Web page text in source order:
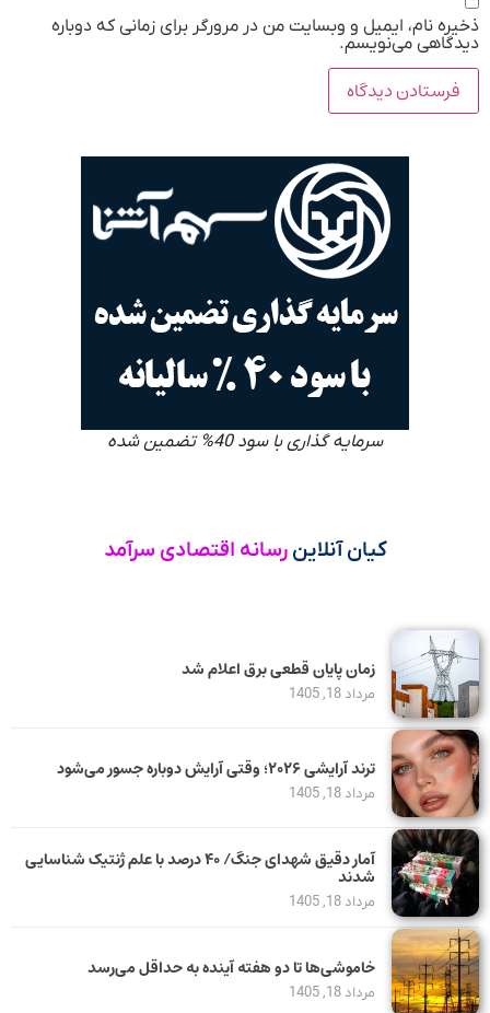
ذخیره نام، ایمیل و وبسایت من در مرورگر برای زمانی که دوباره
دیدگاهی می‌نویسم.
سرمایه گذاری با سود 40% تضمین شده
کیان آنلاین رسانه اقتصادی سرآمد
زمان پایان قطعی برق اعلام شد
مرداد 18, 1405
ترند آرایشی ۲۰۲۶؛ وقتی آرایش دوباره جسور می‌شود
مرداد 18, 1405
آمار دقیق شهدای جنگ/ ۴۰ درصد با علم ژنتیک شناسایی
شدند
مرداد 18, 1405
خاموشی‌ها تا دو هفته آینده به حداقل می‌رسد
مرداد 18, 1405